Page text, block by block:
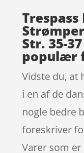
Str. 35-
populær
Vidste du, at
i en af de
nogle bedre
foreskriver
Varer som